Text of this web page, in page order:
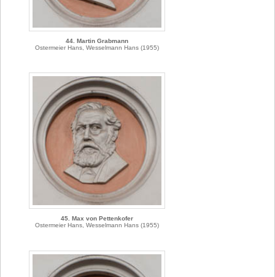
44. Martin Grabmann
Ostermeier Hans, Wesselmann Hans (1955)
45. Max von Pettenkofer
Ostermeier Hans, Wesselmann Hans (1955)